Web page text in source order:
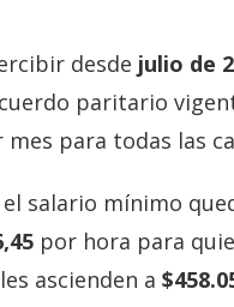
desde julio de
paritario
para todas las
salario mínimo
por hora para
ascienden a